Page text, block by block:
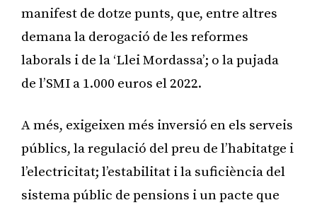
manifest de dotze punts, que, entre altres
demana la derogació de les reformes
laborals i de la ‘Llei Mordassa’; o la pujada
de l’SMI a 1.000 euros el 2022.
A més, exigeixen més inversió en els serveis
públics, la regulació del preu de l’habitatge i
l’electricitat; l’estabilitat i la suficiència del
sistema públic de pensions i un pacte que